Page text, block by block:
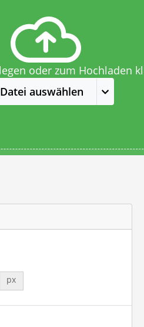
oder zum Hochladen
Datei auswählen
px